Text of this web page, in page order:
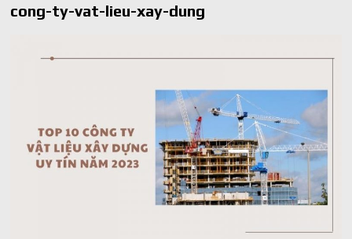
Quà cá nhân hóa: vì sao món làm riêng luôn ghi điểm
Ứng dụng AI trong doanh nghiệp để cắt giảm chi phí vận hành
Ứng dụng AI cho chăm sóc khách hàng giúp web phản hồi
cong-ty-vat-lieu-xay-dung